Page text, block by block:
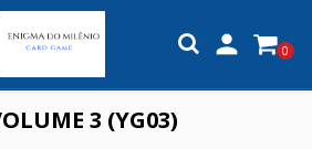
 0
3 (YG03)